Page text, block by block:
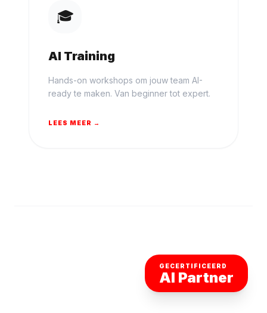
🎓
AI Training
Hands-on workshops om jouw team AI-
ready te maken. Van beginner tot expert.
LEES MEER →
GECERTIFICEERD
AI Partner